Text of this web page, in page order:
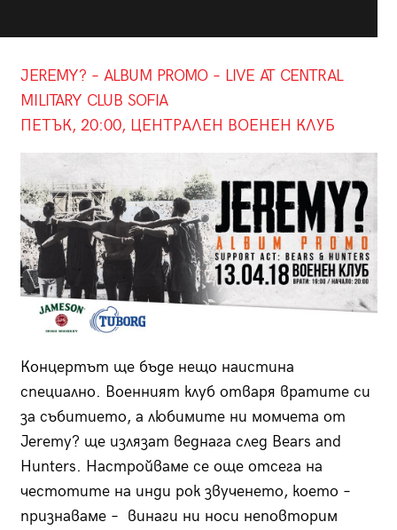
JEREMY? – ALBUM PROMO – LIVE AT CENTRAL
MILITARY CLUB SOFIA
ПЕТЪК, 20:00, ЦЕНТРАЛЕН ВОЕНЕН КЛУБ
Концертът ще бъде нещо наистина
специално. Военният клуб отваря вратите си
за събитието, а любимите ни момчета от
Jeremy? ще излязат веднага след Bears and
Hunters. Настройваме се още отсега на
честотите на инди рок звученето, което –
признаваме – винаги ни носи неповторим